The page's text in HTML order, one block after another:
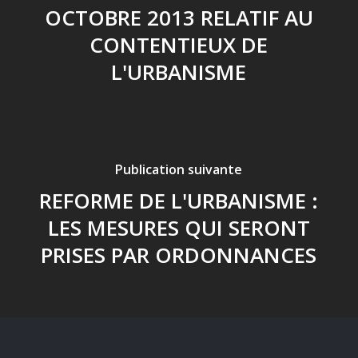
OCTOBRE 2013 RELATIF AU
CONTENTIEUX DE
L'URBANISME
Publication suivante
REFORME DE L'URBANISME :
LES MESURES QUI SERONT
PRISES PAR ORDONNANCES